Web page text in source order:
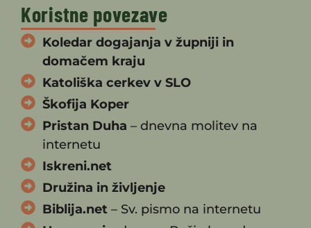
Koristne povezave
Koledar dogajanja v župniji in
domačem kraju
Katoliška cerkev v SLO
Škofija Koper
Pristan Duha – dnevna molitev na
internetu
Iskreni.net
Družina in življenje
Biblija.net – Sv. pismo na internetu